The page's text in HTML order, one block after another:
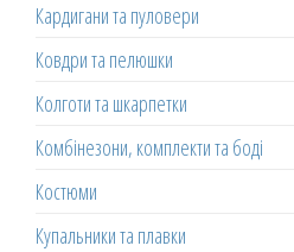
Кардигани та пуловери
Ковдри та пелюшки
Колготи та шкарпетки
Комбінезони, комплекти та боді
Костюми
Купальники та плавки